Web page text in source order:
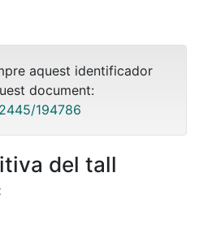
aquest identificador
document:
194786
del tall